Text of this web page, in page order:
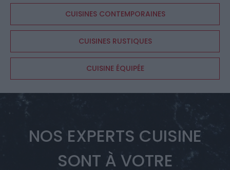
CUISINES CONTEMPORAINES
CUISINES RUSTIQUES
CUISINE ÉQUIPÉE
NOS EXPERTS CUISINE
SONT À VOTRE